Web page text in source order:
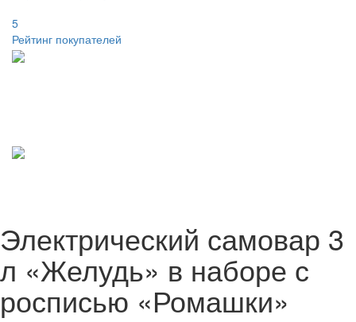
5
Рейтинг покупателей
Электрический самовар 3
л «Желудь» в наборе с
росписью «Ромашки»